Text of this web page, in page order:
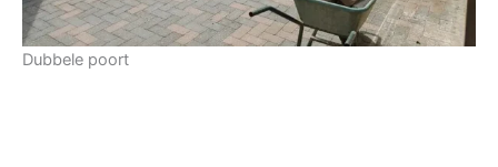
Dubbele poort